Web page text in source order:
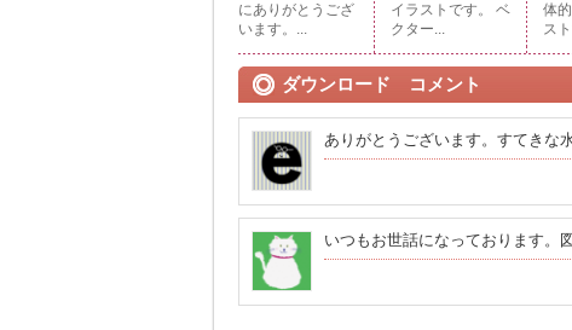
にありがとうござ
います。...
イラストです。 ベ
クター...
体
ス
ダウンロード コメント
ありがとうございます。すてきな
いつもお世話になっております。